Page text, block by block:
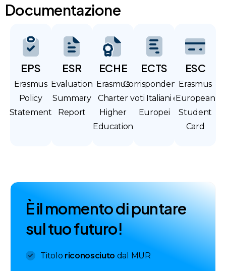
Documentazione
EPS
Erasmus
Policy
Statement
ESR
Evaluation
Summary
Report
ECHE
Erasmus
Charter
Higher
Education
ECTS
Corrispondenza
voti Italiani e
Europei
ESC
Erasmus
European
Student
Card
Èilmomentodipuntare
sultuofuturo!
Titolo riconosciuto dal MUR